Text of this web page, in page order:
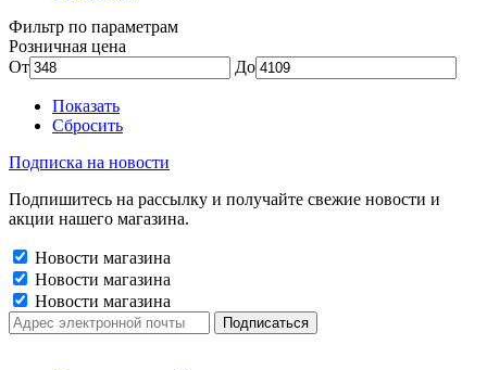
Фильтр по параметрам
Розничная цена
От
До
Показать
Сбросить
Подписка на новости
Подпишитесь на рассылку и получайте свежие новости и
акции нашего магазина.
Новости магазина
Новости магазина
Новости магазина